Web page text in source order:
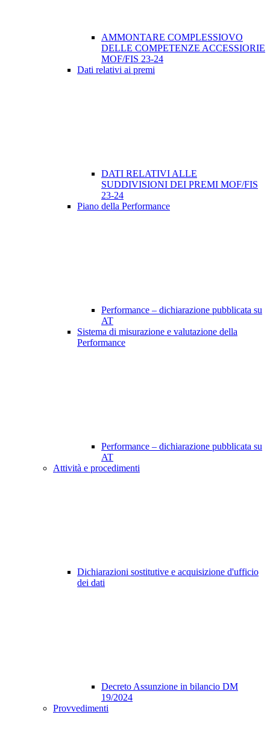
AMMONTARE COMPLESSIOVO
DELLE COMPETENZE ACCESSIORIE
MOF/FIS 23-24
Dati relativi ai premi
DATI RELATIVI ALLE
SUDDIVISIONI DEI PREMI MOF/FIS
23-24
Piano della Performance
Performance – dichiarazione pubblicata su
AT
Sistema di misurazione e valutazione della
Performance
Performance – dichiarazione pubblicata su
AT
Attività e procedimenti
Dichiarazioni sostitutive e acquisizione d'ufficio
dei dati
Decreto Assunzione in bilancio DM
19/2024
Provvedimenti